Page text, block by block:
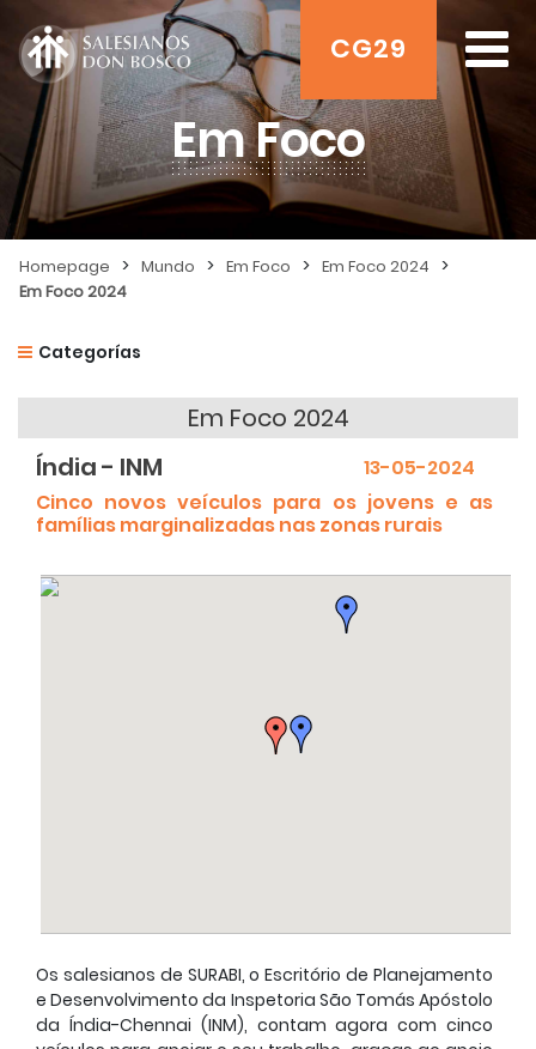
CG29
Em Foco
Homepage > Mundo > Em Foco > Em Foco 2024 >
Em Foco 2024
Categorías
Em Foco 2024
Índia - INM
13-05-2024
Cinco novos veículos para os jovens e as
famílias marginalizadas nas zonas rurais
Os salesianos de SURABI, o Escritório de Planejamento
e Desenvolvimento da Inspetoria São Tomás Apóstolo
da Índia-Chennai (INM), contam agora com cinco